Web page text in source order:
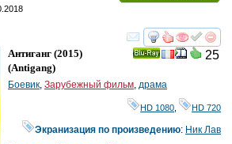
смотреть
25
Антиганг (2015)
(Antigang)
Боевик, Зарубежный фильм, драма
HD 1080 HD 720
Экранизация по произведению: Ник Лав